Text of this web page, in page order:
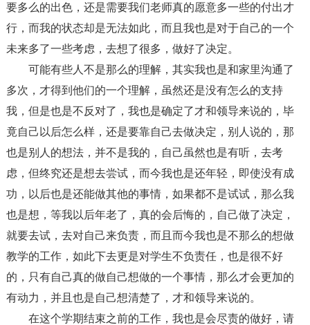
要多么的出色，还是需要我们老师真的愿意多一些的付出才
行，而我的状态却是无法如此，而且我也是对于自己的一个
未来多了一些考虑，去想了很多，做好了决定。
可能有些人不是那么的理解，其实我也是和家里沟通了
多次，才得到他们的一个理解，虽然还是没有怎么的支持
我，但是也是不反对了，我也是确定了才和领导来说的，毕
竟自己以后怎么样，还是要靠自己去做决定，别人说的，那
也是别人的想法，并不是我的，自己虽然也是有听，去考
虑，但终究还是想去尝试，而今我也是还年轻，即使没有成
功，以后也是还能做其他的事情，如果都不是试试，那么我
也是想，等我以后年老了，真的会后悔的，自己做了决定，
就要去试，去对自己来负责，而且而今我也是不那么的想做
教学的工作，如此下去更是对学生不负责任，也是很不好
的，只有自己真的做自己想做的一个事情，那么才会更加的
有动力，并且也是自己想清楚了，才和领导来说的。
在这个学期结束之前的工作，我也是会尽责的做好，请